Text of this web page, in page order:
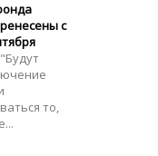
с
то,